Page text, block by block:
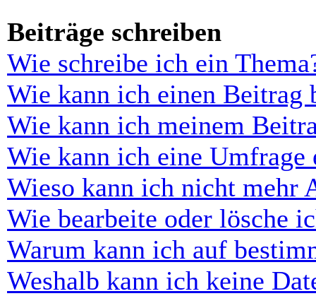
Beiträge schreiben
Wie schreibe ich ein
Wie kann ich einen Beitrag
Wie kann ich meinem
Wie kann ich eine Umfrage
Wieso kann ich nicht mehr
Wie bearbeite oder lösche
Warum kann ich auf
Weshalb kann ich keine